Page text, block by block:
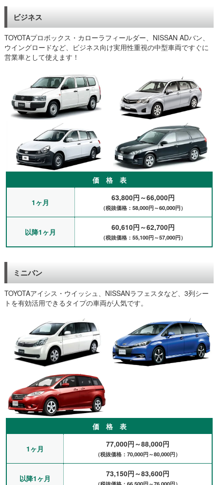
たが、新車ではありませんが格安でとても満足しています。また
他の出張の際はご相談させて頂きます。（兵庫県三田市、建築関
係）
リースアップのタイミングで神戸で営業車としてマンスリーレン
タカーを借りました。西宮、三ノ宮など営業で回るので、小回り
がきくパッソを用意してもらいました。初めて運転しましたが、
ましたが、問題なく使わせていただきました。ありがとうござい
ます。（西宮、医療介護関係）
仕事の車が故障してしまい、買い替えることになりました。購入
から車庫証明やらで時間がかかるため、大手さんでレンタカーを
借りていましたがかなり高額なため、途中でマンスリーレンタカ
ーの賃貸自動車さんにお世話になりました。とても安くて助かり
ました。自宅まで納車配送もしてもらえて良かったです。（神
戸、電気設備）
帰国して日本にいる間に1ヶ月半ほどマンスリーレンタカーを借
りました。荷物が重くて子供も一緒のため関西空港での配送があ
ったため、賃貸自動車さんでお願いしました。今まで家族に迎え
に来てもらったり、電車やバスで移動していたのでとても助かり
ました。料金も安くてレンタカーもきれいなノートでした。お忙
しそうでしたがお店の方の対応も良くて来年もお願いしたいと思
います。宜しくお願いします。（神戸市、主婦）
友達が以前御社を利用して安くていいと聞いていたので、マンス
リーレンタカーを1ヶ月借りました。運転は買い物や送り迎えな
どのみの使用予定でしたので軽自動車以外で小さめの車をお願い
（神戸市西区、主婦）
リース車両が納車されるまでの間、営業車代わりに2〜3ヶ月予定
でレンタカーを借りました。
最初、営業で遠方で商談することがあり、もし車が古いと故障す
キレイな車で、しかも万が一のときの対応も説明頂いたので、期
間中安心して問題なく使わせてもらいました。
（神戸、設備営業、40代）
新しい車に乗り換えるため、納車までの代車として1ヶ月半利用
しました。
中古車でしたが、特にトラブルなく乗れました。料金は格安で綺
麗でしたので、こんなもんかなあと思います。
（神戸市、会社員、40代)
車を買い換えようと、下取りの関係で早くに車を売却しました。
通勤用の代車として、レンタカーを2ヶ月ほど利用して、大変助
（神戸、会社員）
コスパが非常に良いです。
車は新車ではないですが、キレイで気持ちよく運転できました。
事故対応や料金システムの説明など丁寧なので、かなり好印象な
予約が多いみたいなので早目に連絡して希望の車種を伝えた方が
ビジネス
TOYOTAプロボックス・カローラフィールダー、NISSAN ADバン、
ウイングロードなど、ビジネス向け実用性重視の中型車両ですぐに
営業車として使えます！
価 格 表
1ヶ月 63,800円～66,000円
（税抜価格：58,000円～60,000円）
以降1ヶ月 60,610円～62,700円
（税抜価格：55,100円～57,000円）
ミニバン
TOYOTAアイシス・ウイッシュ、NISSANラフェスタなど、3列シー
トを有効活用できるタイプの車両が人気です。
価 格 表
1ヶ月 77,000円～88,000円
（税抜価格：70,000円～80,000円）
以降1ヶ月 73,150円～83,600円
（税抜価格：66,500円～76,000円）